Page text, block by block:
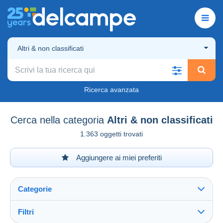
Altri & non classificati
Ricerca avanzata
Cerca nella categoria Altri & non classificati
1.363 oggetti trovati
Aggiungere ai miei preferiti
Categorie
Filtri